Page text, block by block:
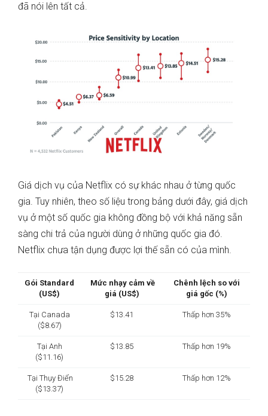
đã nói lên tất cả.
Giá dịch vụ của Netflix có sự khác nhau ở từng quốc
gia. Tuy nhiên, theo số liệu trong bảng dưới đây, giá dịch
vụ ở một số quốc gia không đồng bộ với khả năng sẵn
sàng chi trả của người dùng ở những quốc gia đó.
Netflix chưa tận dụng được lợi thế sẵn có của mình.
Gói Standard
(US$)
Mức nhạy cảm về
giá (US$)
Chênh lệch so với
giá gốc (%)
Tại Canada
($8.67)
$13.41 Thấp hơn 35%
Tại Anh
($11.16)
$13.85 Thấp hơn 19%
Tại Thụy Điển
($13.37)
$15.28 Thấp hơn 12%